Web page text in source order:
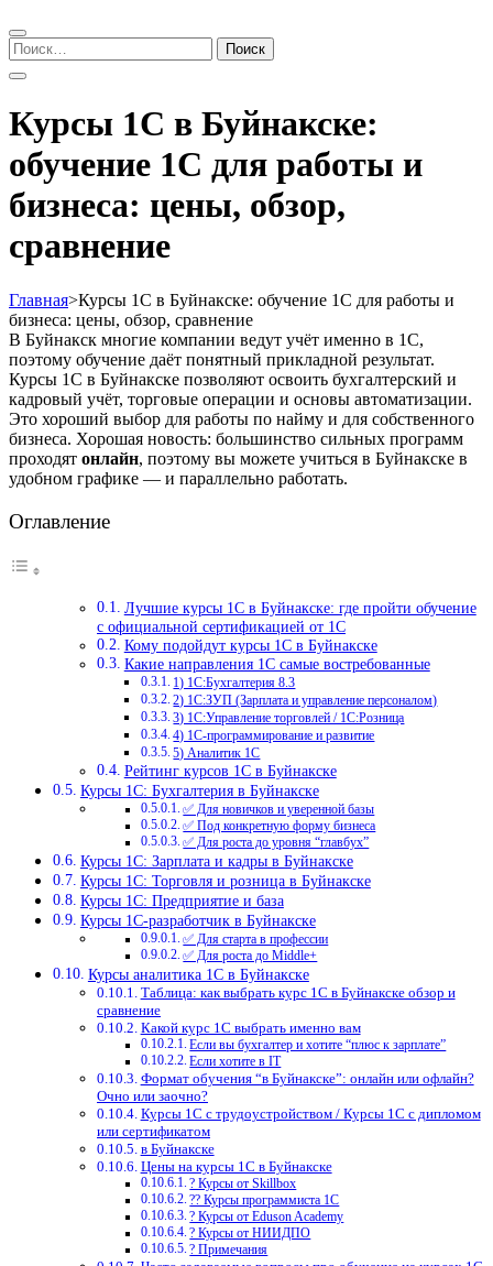
Найти:
Курсы 1С в Буйнакске:
обучение 1С для работы и
бизнеса: цены, обзор,
сравнение
Главная>Курсы 1С в Буйнакске: обучение 1С для работы и
бизнеса: цены, обзор, сравнение
В Буйнакск многие компании ведут учёт именно в 1С,
поэтому обучение даёт понятный прикладной результат.
Курсы 1С в Буйнакске позволяют освоить бухгалтерский и
кадровый учёт, торговые операции и основы автоматизации.
Это хороший выбор для работы по найму и для собственного
бизнеса. Хорошая новость: большинство сильных программ
проходят онлайн, поэтому вы можете учиться в Буйнакске в
удобном графике — и параллельно работать.
Оглавление
Лучшие курсы 1С в Буйнакске: где пройти обучение
с официальной сертификацией от 1С
Кому подойдут курсы 1С в Буйнакске
Какие направления 1С самые востребованные
1) 1С:Бухгалтерия 8.3
2) 1С:ЗУП (Зарплата и управление персоналом)
3) 1С:Управление торговлей / 1С:Розница
4) 1С-программирование и развитие
5) Аналитик 1С
Рейтинг курсов 1С в Буйнакске
Курсы 1С: Бухгалтерия в Буйнакске
✅ Для новичков и уверенной базы
✅ Под конкретную форму бизнеса
✅ Для роста до уровня “главбух”
Курсы 1С: Зарплата и кадры в Буйнакске
Курсы 1С: Торговля и розница в Буйнакске
Курсы 1С: Предприятие и база
Курсы 1С-разработчик в Буйнакске
✅ Для старта в профессии
✅ Для роста до Middle+
Курсы аналитика 1С в Буйнакске
Таблица: как выбрать курс 1С в Буйнакске обзор и
сравнение
Какой курс 1С выбрать именно вам
Если вы бухгалтер и хотите “плюс к зарплате”
Если хотите в IT
Формат обучения “в Буйнакске”: онлайн или офлайн?
Очно или заочно?
Курсы 1С с трудоустройством / Курсы 1С с дипломом
или сертификатом
в Буйнакске
Цены на курсы 1С в Буйнакске
? Курсы от Skillbox
?‍? Курсы программиста 1С
? Курсы от Eduson Academy
? Курсы от НИИДПО
? Примечания